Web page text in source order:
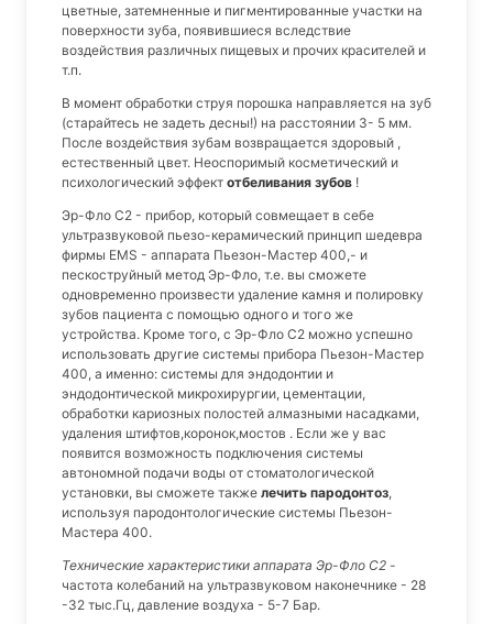
цветные, затемненные и пигментированные участки на
поверхности зуба, появившиеся вследствие
воздействия различных пищевых и прочих красителей и
т.п.
В момент обработки струя порошка направляется на зуб
(старайтесь не задеть десны!) на расстоянии 3- 5 мм.
После воздействия зубам возвращается здоровый ,
естественный цвет. Неоспоримый косметический и
психологический эффект отбеливания зубов !
Эр-Фло С2 - прибор, который совмещает в себе
ультразвуковой пьезо-керамический принцип шедевра
фирмы EMS - аппарата Пьезон-Мастер 400,- и
пескоструйный метод Эр-Фло, т.е. вы сможете
одновременно произвести удаление камня и полировку
зубов пациента с помощью одного и того же
устройства. Кроме того, с Эр-Фло С2 можно успешно
использовать другие системы прибора Пьезон-Мастер
400, а именно: системы для эндодонтии и
эндодонтической микрохирургии, цементации,
обработки кариозных полостей алмазными насадками,
удаления штифтов,коронок,мостов . Если же у вас
появится возможность подключения системы
автономной подачи воды от стоматологической
установки, вы сможете также лечить пародонтоз
используя пародонтологические системы Пьезон-
Мастера 400.
Технические характеристики аппарата Эр-Фло С2 -
частота колебаний на ультразвуковом наконечнике - 28
-32 тыс.Гц, давление воздуха - 5-7 Бар.